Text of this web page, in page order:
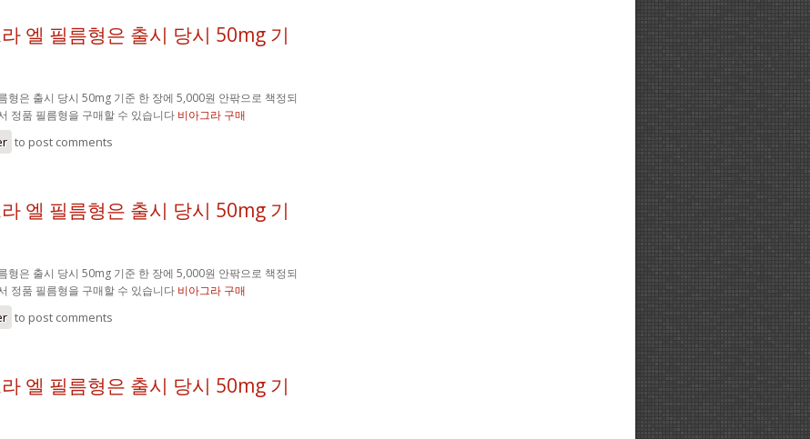
엘 필름형은 출시 당시 50mg 기
형은 출시 당시 50mg 기준 한 장에 5,000원 안팎으로 책정되
정품 필름형을 구매할 수 있습니다 비아그라 구매
to post comments
엘 필름형은 출시 당시 50mg 기
형은 출시 당시 50mg 기준 한 장에 5,000원 안팎으로 책정되
정품 필름형을 구매할 수 있습니다 비아그라 구매
to post comments
엘 필름형은 출시 당시 50mg 기